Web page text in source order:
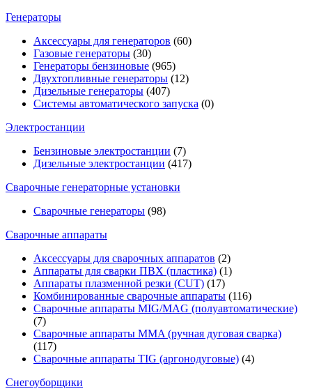
Генераторы
Аксессуары для генераторов (60)
Газовые генераторы (30)
Генераторы бензиновые (965)
Двухтопливные генераторы (12)
Дизельные генераторы (407)
Системы автоматического запуска (0)
Электростанции
Бензиновые электростанции (7)
Дизельные электростанции (417)
Сварочные генераторные установки
Сварочные генераторы (98)
Сварочные аппараты
Аксессуары для сварочных аппаратов (2)
Аппараты для сварки ПВХ (пластика) (1)
Аппараты плазменной резки (CUT) (17)
Комбинированные сварочные аппараты (116)
Сварочные аппараты MIG/MAG (полуавтоматические)
(7)
Сварочные аппараты MMA (ручная дуговая сварка)
(117)
Сварочные аппараты TIG (аргонодуговые) (4)
Снегоуборщики